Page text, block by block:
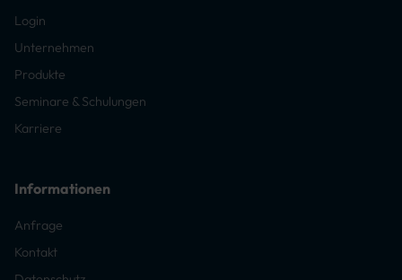
Login
Unternehmen
Produkte
Seminare & Schulungen
Karriere
Informationen
Anfrage
Kontakt